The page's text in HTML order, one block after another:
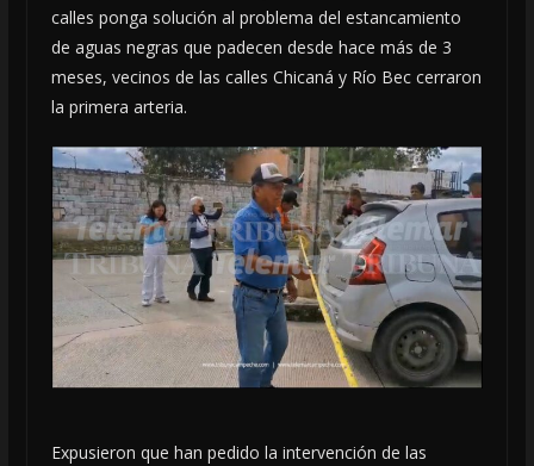
calles ponga solución al problema del estancamiento
de aguas negras que padecen desde hace más de 3
meses, vecinos de las calles Chicaná y Río Bec cerraron
la primera arteria.
Expusieron que han pedido la intervención de las